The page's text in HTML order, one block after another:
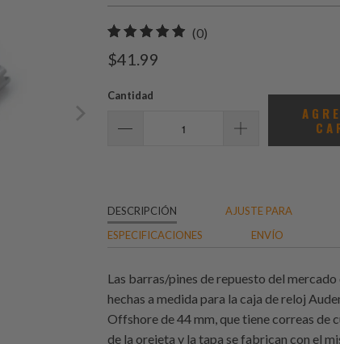
(0)
$41.99
Cantidad
DESCRIPCIÓN
AJUSTE PARA
ESPECIFICACIONES
ENVÍO
Las barras/pines de repuesto del
hechas a medida para la caja de reloj
Offshore de 44 mm, que tiene correas de
de la orejeta y la tapa se fabrican con el